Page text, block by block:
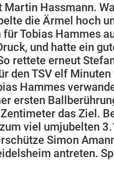
Hassmann.
die Ärmel hoch
Tobias Hammes
und hatte ein
rettete erneut
den TSV elf Minuten
Hammes
ersten
das Ziel.
viel umjubelten
Simon
antreten.